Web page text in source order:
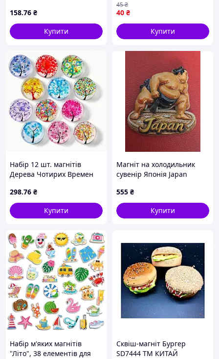
158.76 ₴
Купити
Ø44 мм
40 ₴
45₴
Купити
Набір 12 шт. магнітів
Дерева Чотирих Времен
298.76 ₴
Купити
Магніт на холодильник
сувенір Японія Japan
555 ₴
Купити
Набір м'яких магнітів
"Літо", 38 елементів для
Сквіш-магніт Бургер
SD7444 ТМ КИТАЙ